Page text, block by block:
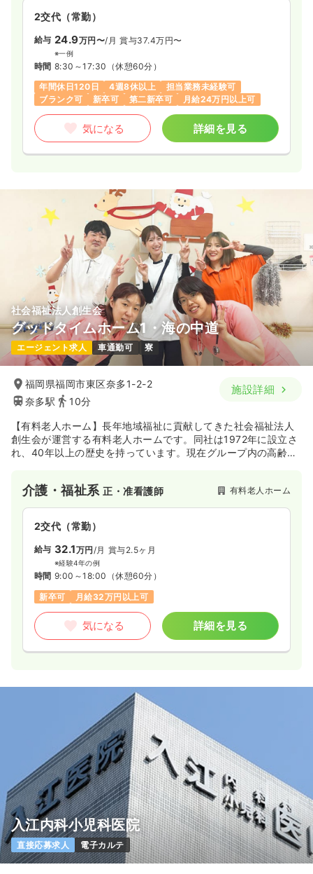
2交代（常勤）
給与 24.9万円〜/月 賞与37.4万円〜
※一例
時間 8:30～17:30 （休憩60分）
年間休日120日
4週8休以上
担当業務未経験可
ブランク可
新卒可 第二新卒可 月給24万円以上可
気になる 詳細を見る
社会福祉法人創生会
グッドタイムホーム1・海の中道
エージェント求人 車通勤可 寮
福岡県福岡市東区奈多1-2-2
奈多駅
10分
施設詳細
【有料老人ホーム】長年地域福祉に貢献してきた社会福祉法人
創生会が運営する有料老人ホームです。同社は1972年に設立さ
れ、40年以上の歴史を持っています。現在グループ内の高齢者
ＦＩＴスタジアムの向かいに位置しています。また福岡湾が近
いことから心地よい海風が吹いています。
介護・福祉系正・准看護師 有料老人ホーム
2交代（常勤）
給与 32.1万円/月 賞与2.5ヶ月
※経験4年の例
時間 9:00～18:00 （休憩60分）
新卒可
月給32万円以上可
気になる 詳細を見る
入江内科小児科医院
直接応募求人 電子カルテ